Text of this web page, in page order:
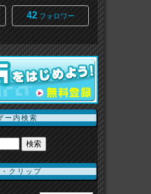
42フォロワー
ー内検索
クリップ